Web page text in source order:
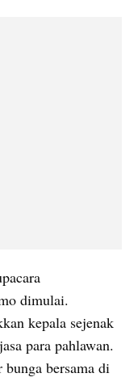
dimulai.
kepala sejenak
para pahlawan.
bersama di